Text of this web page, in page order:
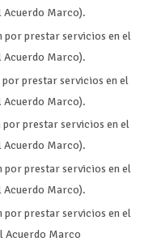
Acuerdo Marco).
por prestar servicios en el
Acuerdo Marco).
prestar servicios en el
Acuerdo Marco).
prestar servicios en el
Acuerdo Marco).
por prestar servicios en el
Acuerdo Marco).
por prestar servicios en el
Acuerdo Marco